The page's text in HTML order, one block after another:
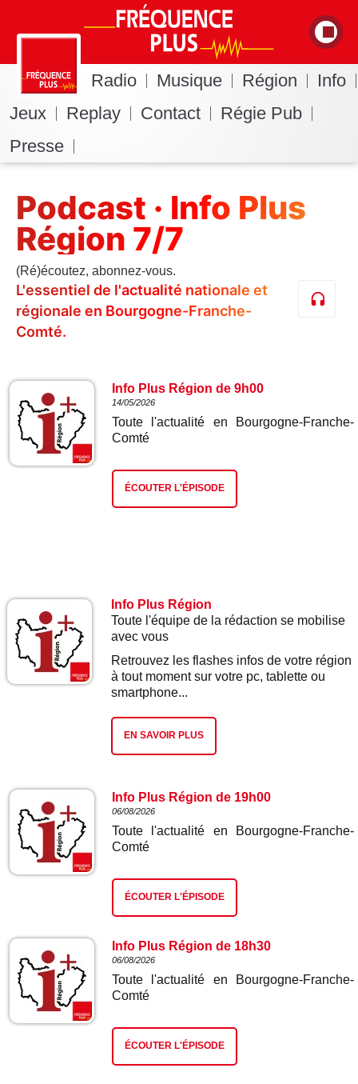
Radio Musique Région
Info
Jeux
Replay Contact
Régie Pub
Presse
Podcast · Info Plus
Région 7/7
(Ré)écoutez, abonnez-vous.
L'essentiel de l'actualité nationale et
régionale en Bourgogne-Franche-
Comté.
Info Plus Région de 9h00
14/05/2026
Toute l'actualité en Bourgogne-Franche-
Comté
ÉCOUTER L'ÉPISODE
Info Plus Région
Toute l'équipe de la rédaction se mobilise
avec vous
Retrouvez les flashes infos de votre région
à tout moment sur votre pc, tablette ou
smartphone...
EN SAVOIR PLUS
Info Plus Région de 19h00
06/08/2026
Toute l'actualité en Bourgogne-Franche-
Comté
ÉCOUTER L'ÉPISODE
Info Plus Région de 18h30
06/08/2026
Toute l'actualité en Bourgogne-Franche-
Comté
ÉCOUTER L'ÉPISODE